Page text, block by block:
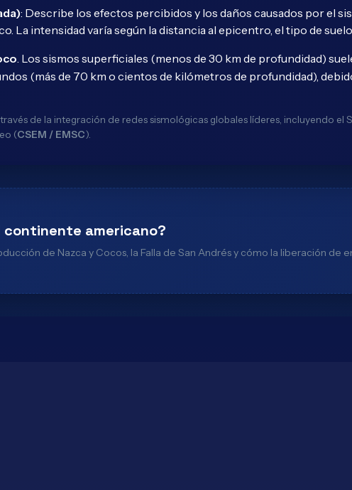
: Describe los efectos percibidos y los daños causados por el
intensidad varía según la distancia al epicentro, el tipo de suelo
. Los sismos superficiales (menos de 30 km de profundidad)
(más de 70 km o cientos de kilómetros de profundidad),
de la integración de redes sismológicas globales líderes, incluyendo el
(CSEM / EMSC).
continente americano?
de Nazca y Cocos, la Falla de San Andrés y cómo la liberación de